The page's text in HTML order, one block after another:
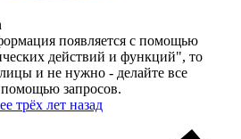
появляется с помощью
действий и функций", то
и не нужно - делайте все
помощью запросов.
трёх лет назад